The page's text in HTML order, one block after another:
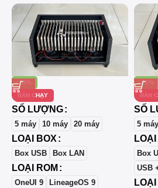
-23%
BÁN CHẠY
SỐ LƯỢNG
5 máy 10 máy 20 máy
LOẠI BOX
Box USB Box LAN
LOẠI ROM
OneUI 9 LineageOS 9
-25%
BÁN
SỐ
5 máy
Box
USB
LOẠI